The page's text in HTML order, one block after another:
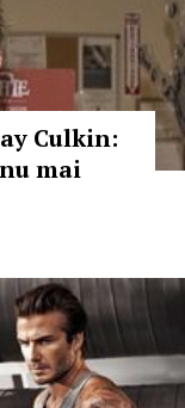
Culkin:
mai